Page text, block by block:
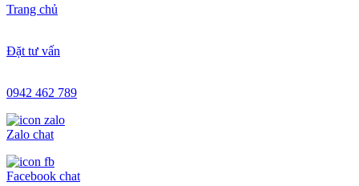
Trang chủ
Đặt tư vấn
0942 462 789
Zalo chat
Facebook chat